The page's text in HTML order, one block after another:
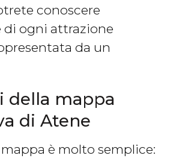
conoscere
di ogni attrazione
da un
della mappa
di Atene
è molto semplice: